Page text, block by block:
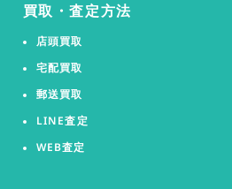
買取・査定方法
店頭買取
宅配買取
郵送買取
LINE査定
WEB査定